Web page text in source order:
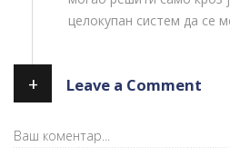
целокупан систем да се
+ Leave a Comment